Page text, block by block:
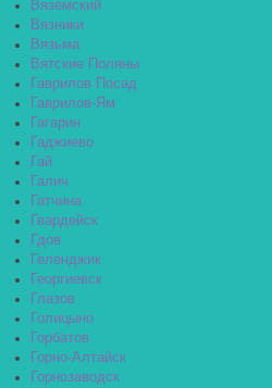
Вяземский
Вязники
Вязьма
Вятские Поляны
Гаврилов Посад
Гаврилов-Ям
Гагарин
Гаджиево
Гай
Галич
Гатчина
Гвардейск
Гдов
Геленджик
Георгиевск
Глазов
Голицыно
Горбатов
Горно-Алтайск
Горнозаводск